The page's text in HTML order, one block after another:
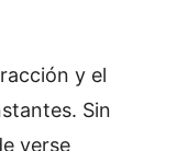
y el
Sin
verse